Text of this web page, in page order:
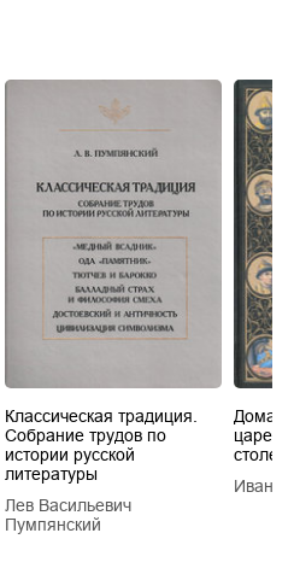
Классическая традиция.
Собрание трудов по
истории русской
литературы
Лев Васильевич
Пумпянский
царей
Иван